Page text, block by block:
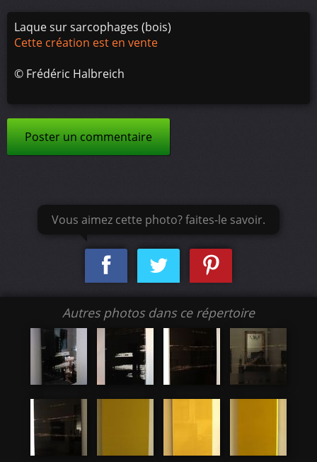
Laque sur sarcophages (bois)
Cette création est en vente
© Frédéric Halbreich
Poster un commentaire
Vous aimez cette photo? faites-le savoir.
Autres photos dans ce répertoire